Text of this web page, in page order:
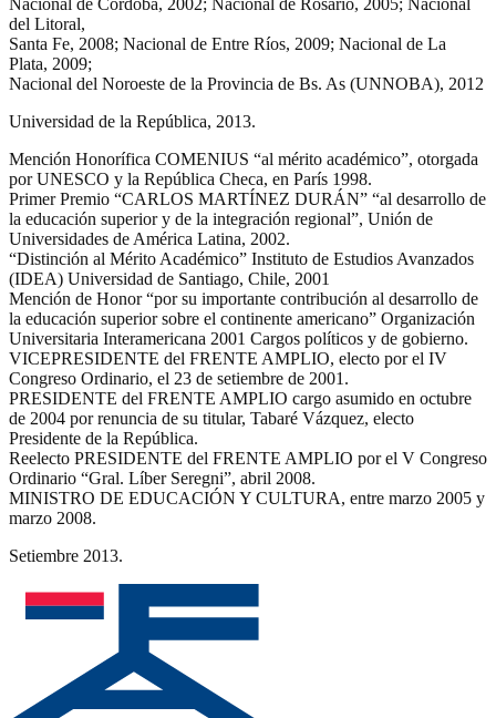
del Litoral,
Santa Fe, 2008; Nacional de Entre Ríos, 2009; Nacional de La
Plata, 2009;
Nacional del Noroeste de la Provincia de Bs. As (UNNOBA), 2012
Universidad de la República, 2013.
Mención Honorífica COMENIUS “al mérito académico”, otorgada
por UNESCO y la República Checa, en París 1998.
Primer Premio “CARLOS MARTÍNEZ DURÁN” “al desarrollo de
la educación superior y de la integración regional”, Unión de
Universidades de América Latina, 2002.
“Distinción al Mérito Académico” Instituto de Estudios Avanzados
(IDEA) Universidad de Santiago, Chile, 2001
Mención de Honor “por su importante contribución al desarrollo de
la educación superior sobre el continente americano” Organización
Universitaria Interamericana 2001 Cargos políticos y de gobierno.
VICEPRESIDENTE del FRENTE AMPLIO, electo por el IV
Congreso Ordinario, el 23 de setiembre de 2001.
PRESIDENTE del FRENTE AMPLIO cargo asumido en octubre
de 2004 por renuncia de su titular, Tabaré Vázquez, electo
Presidente de la República.
Reelecto PRESIDENTE del FRENTE AMPLIO por el V Congreso
Ordinario “Gral. Líber Seregni”, abril 2008.
MINISTRO DE EDUCACIÓN Y CULTURA, entre marzo 2005 y
marzo 2008.
Setiembre 2013.